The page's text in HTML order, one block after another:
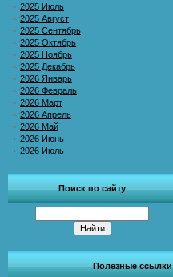
2025 Июль
2025 Август
2025 Сентябрь
2025 Октябрь
2025 Ноябрь
2025 Декабрь
2026 Январь
2026 Февраль
2026 Март
2026 Апрель
2026 Май
2026 Июнь
2026 Июль
Поиск по сайту
Полезные ссылки